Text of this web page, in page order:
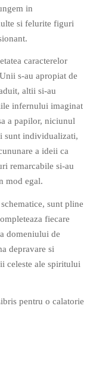
in
si felurite figuri
caracterelor
s-au apropiat de
altii si-au
infernului imaginat
a papilor, niciunul
sunt individualizati,
a ideii ca
remarcabile si-au
mod egal.
sunt pline
fiecare
domeniului de
depravare si
celeste ale spiritului
pentru o calatorie